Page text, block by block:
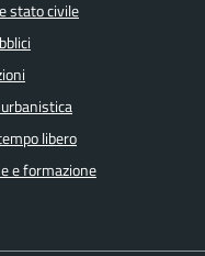
stato civile
libero
e formazione